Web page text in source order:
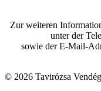
Zur weiteren
unter der
sowie der E-Mail-
© 2026 Tavirózsa